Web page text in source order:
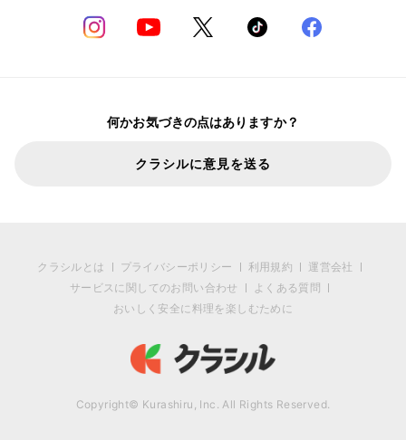
何かお気づきの点はありますか？
クラシルに意見を送る
クラシルとは プライバシーポリシー 利用規約
運営会社
サービスに関してのお問い合わせ
よくある質問
おいしく安全に料理を楽しむために
Copyright© Kurashiru, Inc. All Rights Reserved.